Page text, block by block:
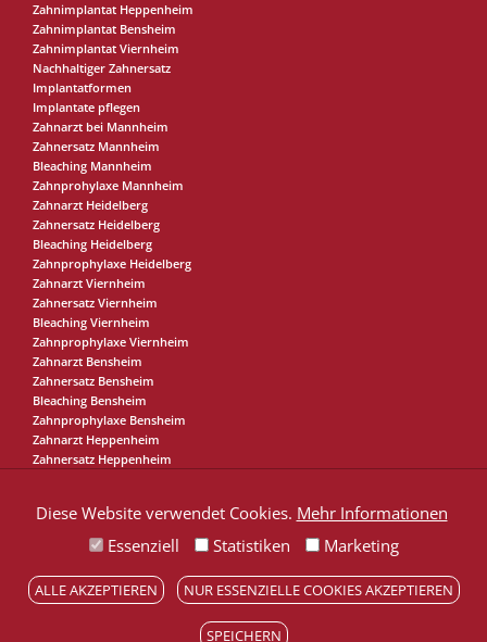
Zahnimplantat Heppenheim
Zahnimplantat Bensheim
Zahnimplantat Viernheim
Nachhaltiger Zahnersatz
Implantatformen
Implantate pflegen
Zahnarzt bei Mannheim
Zahnersatz Mannheim
Bleaching Mannheim
Zahnprohylaxe Mannheim
Zahnarzt Heidelberg
Zahnersatz Heidelberg
Bleaching Heidelberg
Zahnprophylaxe Heidelberg
Zahnarzt Viernheim
Zahnersatz Viernheim
Bleaching Viernheim
Zahnprophylaxe Viernheim
Zahnarzt Bensheim
Zahnersatz Bensheim
Bleaching Bensheim
Zahnprophylaxe Bensheim
Zahnarzt Heppenheim
Zahnersatz Heppenheim
Diese Website verwendet Cookies. Mehr Informationen
Essenziell
Statistiken Marketing
ALLE AKZEPTIEREN NUR ESSENZIELLE COOKIES AKZEPTIEREN
SPEICHERN
unserer Praxis